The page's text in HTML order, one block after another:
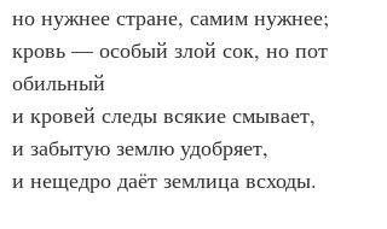
но нужнее стране, самим нужнее;
кровь — особый злой сок, но пот
обильный
и кровей следы всякие смывает,
и забытую землю удобряет,
и нещедро даёт землица всходы.